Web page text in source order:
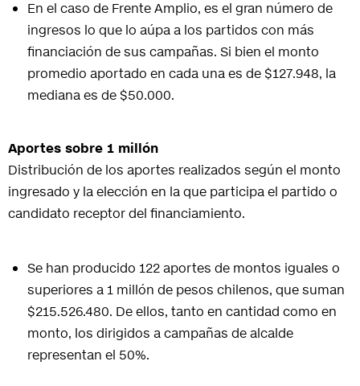
En el caso de Frente Amplio, es el gran número de
ingresos lo que lo aúpa a los partidos con más
financiación de sus campañas. Si bien el monto
promedio aportado en cada una es de $127.948, la
mediana es de $50.000.
Aportes sobre 1 millón
Distribución de los aportes realizados según el monto
ingresado y la elección en la que participa el partido o
candidato receptor del financiamiento.
Se han producido 122 aportes de montos iguales o
superiores a 1 millón de pesos chilenos, que suman
$215.526.480. De ellos, tanto en cantidad como en
monto, los dirigidos a campañas de alcalde
representan el 50%.